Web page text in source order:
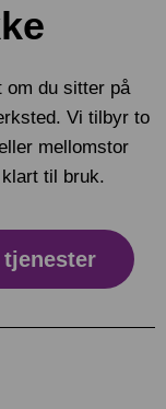
om du sitter på
Vi tilbyr to
mellomstor
til bruk.